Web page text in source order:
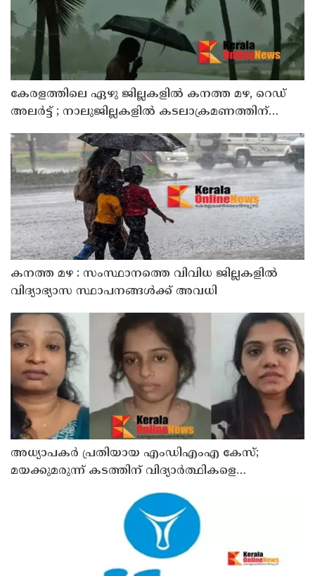
കേരളത്തിലെ ഏഴു ജില്ലകളിൽ കനത്ത മഴ, റെഡ്
അലർട്ട് ; നാലുജില്ലകളിൽ കടലാക്രമണത്തിന്
കനത്ത മഴ : സംസ്ഥാനത്തെ വിവിധ ജില്ലകളിൽ
വിദ്യാഭ്യാസ സ്ഥാപനങ്ങൾക്ക് അവധി
അധ്യാപകര്‍ പ്രതിയായ എംഡിഎംഎ കേസ്;
മയക്കുമരുന്ന് കടത്തിന് വിദ്യാര്‍ത്ഥികളെ